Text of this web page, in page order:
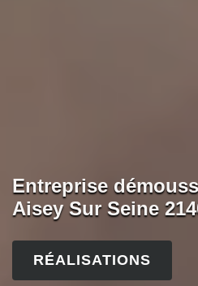
Entreprise
Aisey Sur Seine
RÉALISATIONS